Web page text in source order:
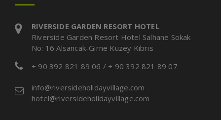
RIVERSIDE GARDEN RESORT HOTEL
Riverside Garden Resort Hotel Salhane Sokak
No: 16 Alsancak-Girne Kuzey Kıbrıs
+ 90 392 821 89 06 / + 90 392 821 89 07
info@riversideholidayvillage.com
hotel@riversideholidayvillage.com